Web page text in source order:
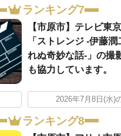
ランキング7
【市原市】テレビ東
「ストレンジ -伊藤
れぬ奇妙な話-」の撮
も協力しています。
2026年7月8日(水)
ランキング8